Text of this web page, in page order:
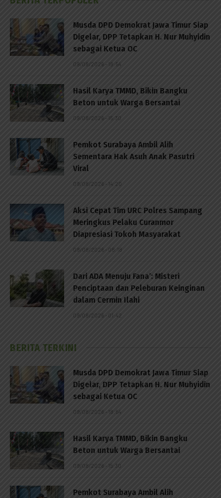
Musda DPD Demokrat Jawa Timur Siap
Digelar, DPP Tetapkan H. Nur Muhyidin
sebagai Ketua OC
09/08/2026 - 18:54
Hasil Karya TMMD, Bikin Bangku
Beton untuk Warga Bersantai
09/08/2026 - 15:30
Pemkot Surabaya Ambil Alih
Sementara Hak Asuh Anak Pasutri
Viral
09/08/2026 - 14:20
Aksi Cepat Tim URC Polres Sampang
Meringkus Pelaku Curanmor
Diapresiasi Tokoh Masyarakat
09/08/2026 - 08:18
Dari ADA Menuju Fana’: Misteri
Penciptaan dan Peleburan Keinginan
dalam Cermin Ilahi
09/08/2026 - 01:42
BERITA TERKINI
Musda DPD Demokrat Jawa Timur Siap
Digelar, DPP Tetapkan H. Nur Muhyidin
sebagai Ketua OC
09/08/2026 - 18:54
Hasil Karya TMMD, Bikin Bangku
Beton untuk Warga Bersantai
09/08/2026 - 15:30
Pemkot Surabaya Ambil Alih